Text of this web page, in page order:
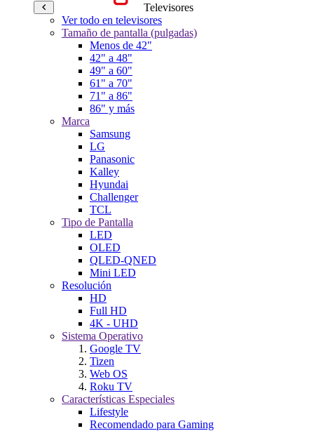
Televisores
Ver todo en televisores
Tamaño de pantalla (pulgadas)
Menos de 42"
42" a 48"
49" a 60"
61" a 70"
71" a 86"
86" y más
Marca
Samsung
LG
Panasonic
Kalley
Hyundai
Challenger
TCL
Tipo de Pantalla
LED
OLED
QLED-QNED
Mini LED
Resolución
HD
Full HD
4K - UHD
Sistema Operativo
Google TV
Tizen
Web OS
Roku TV
Características Especiales
Lifestyle
Recomendado para Gaming